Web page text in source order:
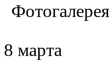
Фотогалерея
8 марта